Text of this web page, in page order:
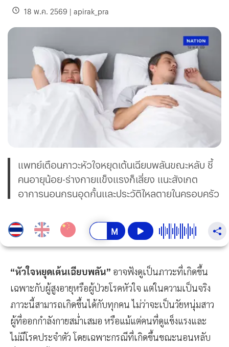
18 พ.ค. 2569 | apirak_pra
แพทย์เตือนภาวะหัวใจหยุดเต้นเฉียบพลันขณะหลับ ชี้
คนอายุน้อย-ร่างกายแข็งแรงก็เสี่ยง แนะสังเกต
อาการนอนกรนอุดกั้นและประวัติไหลตายในครอบครัว
“หัวใจหยุดเต้นเฉียบพลัน” อาจฟังดูเป็นภาวะที่เกิดขึ้น
เฉพาะกับผู้สูงอายุหรือผู้ป่วยโรคหัวใจ แต่ในความเป็นจริง
ภาวะนี้สามารถเกิดขึ้นได้กับทุกคน ไม่ว่าจะเป็นวัยหนุ่มสาว
ผู้ที่ออกกำลังกายสม่ำเสมอ หรือแม้แต่คนที่ดูแข็งแรงและ
ไม่มีโรคประจำตัว โดยเฉพาะกรณีที่เกิดขึ้นขณะนอนหลับ